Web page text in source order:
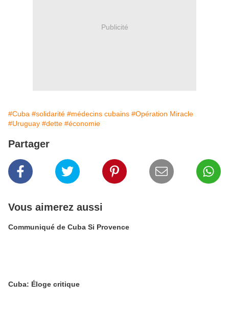
Publicité
#Cuba #solidarité #médecins cubains #Opération Miracle
#Uruguay #dette #économie
Partager
Vous aimerez aussi
Communiqué de Cuba Si Provence
Cuba: Éloge critique